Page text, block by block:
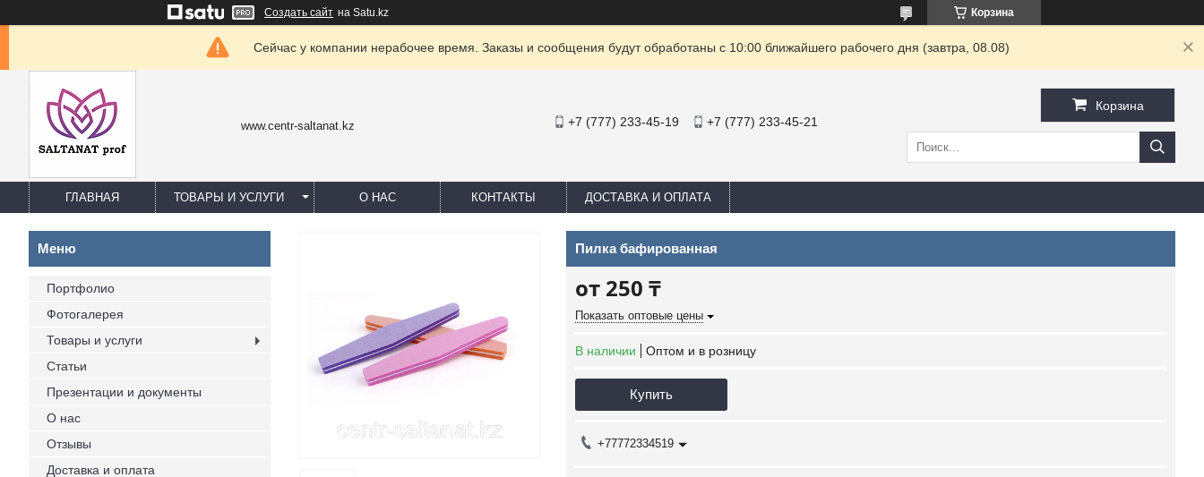
Создать сайт на Satu.kz Корзина
Сейчас у компании нерабочее время. Заказы и сообщения будут обработаны с 10:00 ближайшего рабочего дня (завтра, 08.08)
www.centr-saltanat.kz +7 (777) 233-45-19 +7 (777) 233-45-21
Корзина
ГЛАВНАЯ ТОВАРЫ И УСЛУГИ О НАС КОНТАКТЫ ДОСТАВКА И ОПЛАТА
Пилка бафированная
от 250 ₸
Показать оптовые цены
В наличии Оптом и в розницу
Купить
+77772334519
Портфолио
Фотогалерея
Товары и услуги
Статьи
Презентации и документы
О нас
Отзывы
Доставка и оплата